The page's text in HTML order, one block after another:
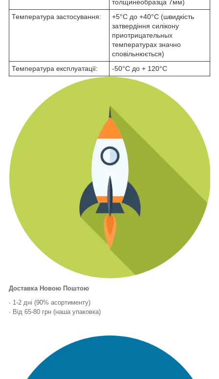
толщинеобразца 7мм)
Температура застосування:
+5°С до +40°С (швидкість
затвердіння силікону
приотрицательных
температурах значно
сповільнюється)
Температура експлуатації:
-50°С до + 120°С
Доставка Новою Поштою
· 1-2 дні (90% асортименту)
· Від 65-80 грн (наша упаковка)